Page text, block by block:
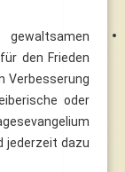
den Frieden
Verbesserung
oder
jederzeit dazu